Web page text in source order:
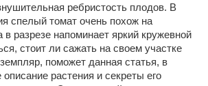
ребристость плодов. В
спелый томат очень похож на
в разрезе напоминает яркий кружевной
стоит ли сажать на своем участке
поможет данная статья, в
растения и секреты его